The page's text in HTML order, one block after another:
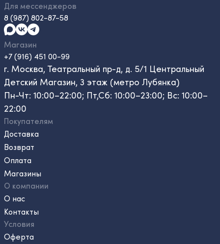
Для мессенджеров
8 (987) 802-87-58
Магазин
+7 (916) 451 00-99
г. Москва, Театральный пр-д, д. 5/1 Центральный
Детский Магазин, 3 этаж (метро Лубянка)
Пн-Чт: 10:00–22:00; Пт,Сб: 10:00–23:00; Вс: 10:00–
22:00
Покупателям
Доставка
Возврат
Оплата
Магазины
О компании
О нас
Контакты
Условия
Оферта